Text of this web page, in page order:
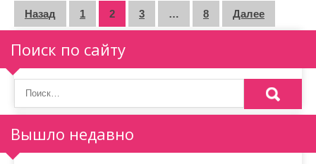
П
а
г
и
н
а
Назад 1 2 3 … 8 Далее
Поиск по сайту
Вышло недавно